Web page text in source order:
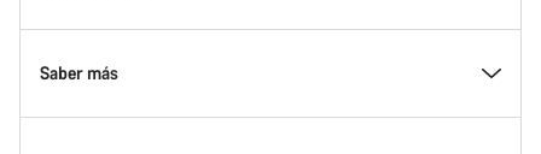
Conoce Canyon
Saber más